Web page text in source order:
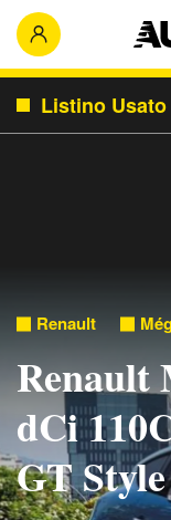
Listino Usato
Renault
Renault
dCi
GT Style